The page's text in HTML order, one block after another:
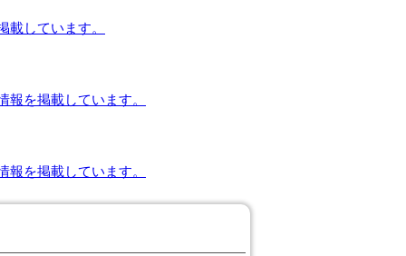
しています。
を掲載しています。
を掲載しています。